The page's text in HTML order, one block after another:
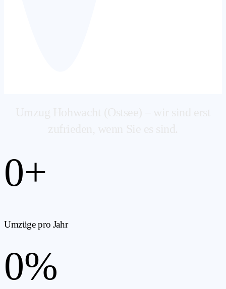
0+
Umzüge pro Jahr
0%